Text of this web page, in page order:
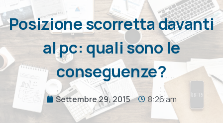
Posizione scorretta davanti
al pc: quali sono le
conseguenze?
Settembre 29, 2015 8:26 am